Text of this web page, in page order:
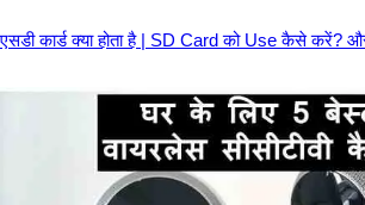
एसडी कार्ड क्या होता है | SD Card को Use कैसे करें?